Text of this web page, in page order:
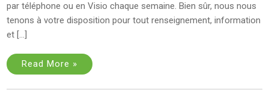
par téléphone ou en Visio chaque semaine. Bien sûr, nous nous
tenons à votre disposition pour tout renseignement, information
et […]
Read More »